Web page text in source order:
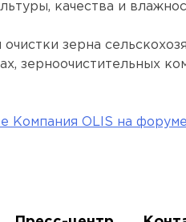
качества и
зерна
зерноочистительных
Компания OLIS на